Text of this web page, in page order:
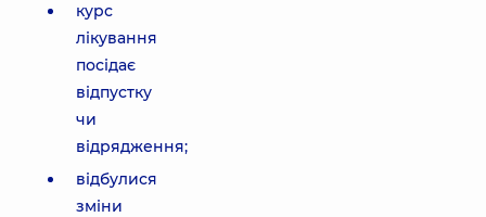
курс
лікування
посідає
відпустку
чи
відрядження;
відбулися
зміни